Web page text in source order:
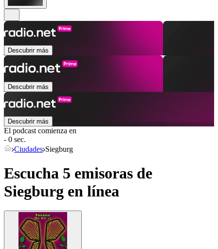
Descubrir más
Descubrir más
Descubrir más
El podcast comienza en
- 0 sec.
Ciudades Siegburg
Escucha 5 emisoras de
Siegburg en línea